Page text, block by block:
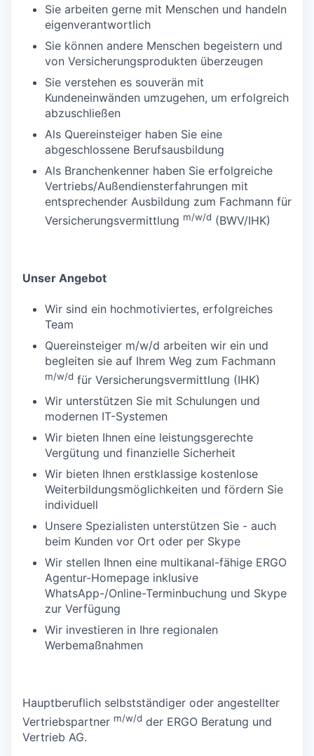
Sie arbeiten gerne mit Menschen und handeln
eigenverantwortlich
Sie können andere Menschen begeistern und
von Versicherungsprodukten überzeugen
Sie verstehen es souverän mit
Kundeneinwänden umzugehen, um erfolgreich
abzuschließen
Als Quereinsteiger haben Sie eine
abgeschlossene Berufsausbildung
Als Branchenkenner haben Sie erfolgreiche
Vertriebs/Außendiensterfahrungen mit
entsprechender Ausbildung zum Fachmann für
Versicherungsvermittlung m/w/d (BWV/IHK)
Unser Angebot
Wir sind ein hochmotiviertes, erfolgreiches
Team
Quereinsteiger m/w/d arbeiten wir ein und
begleiten sie auf Ihrem Weg zum Fachmann
m/w/d für Versicherungsvermittlung (IHK)
Wir unterstützen Sie mit Schulungen und
modernen IT-Systemen
Wir bieten Ihnen eine leistungsgerechte
Vergütung und finanzielle Sicherheit
Wir bieten Ihnen erstklassige kostenlose
Weiterbildungsmöglichkeiten und fördern Sie
individuell
Unsere Spezialisten unterstützen Sie - auch
beim Kunden vor Ort oder per Skype
Wir stellen Ihnen eine multikanal-fähige ERGO
Agentur-Homepage inklusive
WhatsApp-/Online-Terminbuchung und Skype
zur Verfügung
Wir investieren in Ihre regionalen
Werbemaßnahmen
Hauptberuflich selbstständiger oder angestellter
Vertriebspartner m/w/d der ERGO Beratung und
Vertrieb AG.